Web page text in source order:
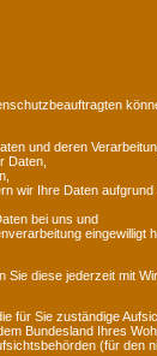
und deren
Daten,
wir Ihre Daten
bei uns und
eingewilligt
Sie diese jederzeit mit
für Sie zuständige
Bundesland Ihres
(für den